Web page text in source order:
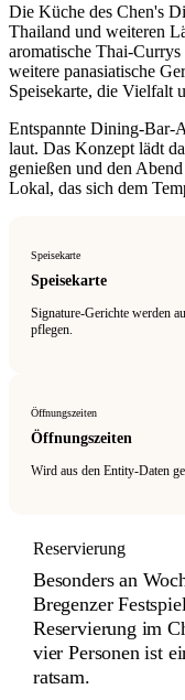
Die Küche des Chen's
Thailand und weiteren
aromatische Thai-
weitere panasiatische
Speisekarte, die Vielfalt
Entspannte Dining-Bar-
laut. Das Konzept lädt
genießen und den
Lokal, das sich dem
Speisekarte
Speisekarte
Signature-Gerichte werden
pflegen.
Öffnungszeiten
Öffnungszeiten
Wird aus den Entity-Daten
Reservierung
Besonders an
Bregenzer
Reservierung im
vier Personen ist
ratsam.